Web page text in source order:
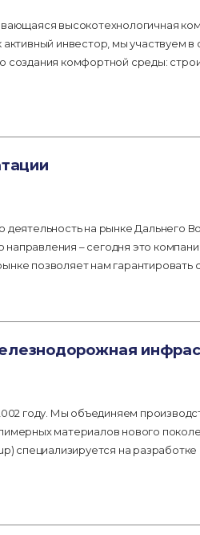
высокотехнологичная
инвестор, мы участвуем в
создания комфортной среды:
на рынке Дальнего
– сегодня это
позволяет нам гарантировать
году. Мы объединяем
материалов нового
специализируется на разработке